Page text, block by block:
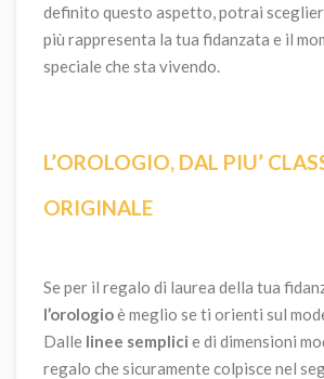
definito questo aspetto, potrai
più rappresenta la tua fidanzata e il
speciale che sta vivendo.
L’OROLOGIO, DAL PIU’
ORIGINALE
Se per il regalo di laurea della tua
l’orologioè meglio se ti orienti sul
Dalle linee semplici e di dimensioni
regalo che sicuramente colpisce nel